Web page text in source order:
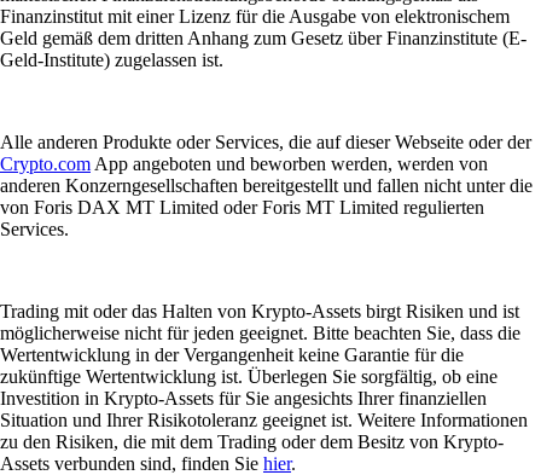
Finanzinstitut mit einer Lizenz für die Ausgabe von elektronischem
Geld gemäß dem dritten Anhang zum Gesetz über Finanzinstitute (E-
Geld-Institute) zugelassen ist.
Alle anderen Produkte oder Services, die auf dieser Webseite oder der
Crypto.com App angeboten und beworben werden, werden von
anderen Konzerngesellschaften bereitgestellt und fallen nicht unter die
von Foris DAX MT Limited oder Foris MT Limited regulierten
Services.
Trading mit oder das Halten von Krypto-Assets birgt Risiken und ist
möglicherweise nicht für jeden geeignet. Bitte beachten Sie, dass die
Wertentwicklung in der Vergangenheit keine Garantie für die
zukünftige Wertentwicklung ist. Überlegen Sie sorgfältig, ob eine
Investition in Krypto-Assets für Sie angesichts Ihrer finanziellen
Situation und Ihrer Risikotoleranz geeignet ist. Weitere Informationen
zu den Risiken, die mit dem Trading oder dem Besitz von Krypto-
Assets verbunden sind, finden Sie hier.